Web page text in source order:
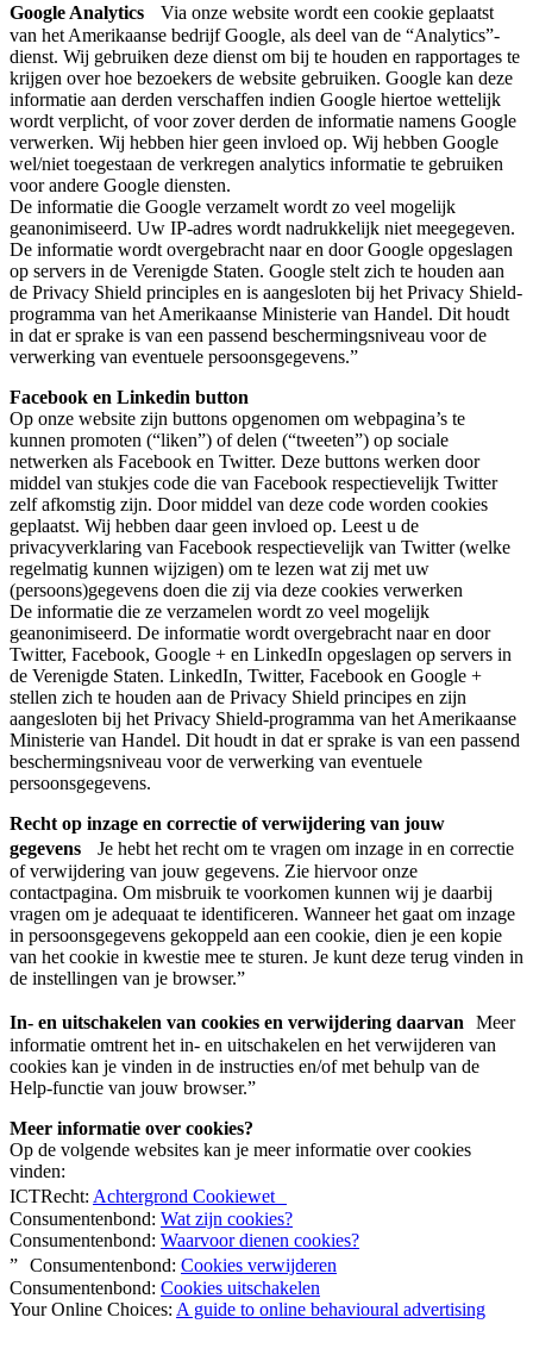
Google Analytics Via onze website wordt een cookie geplaatst
van het Amerikaanse bedrijf Google, als deel van de “Analytics”-
dienst. Wij gebruiken deze dienst om bij te houden en rapportages te
krijgen over hoe bezoekers de website gebruiken. Google kan deze
informatie aan derden verschaffen indien Google hiertoe wettelijk
wordt verplicht, of voor zover derden de informatie namens Google
verwerken. Wij hebben hier geen invloed op. Wij hebben Google
wel/niet toegestaan de verkregen analytics informatie te gebruiken
voor andere Google diensten.
De informatie die Google verzamelt wordt zo veel mogelijk
geanonimiseerd. Uw IP-adres wordt nadrukkelijk niet meegegeven.
De informatie wordt overgebracht naar en door Google opgeslagen
op servers in de Verenigde Staten. Google stelt zich te houden aan
de Privacy Shield principles en is aangesloten bij het Privacy Shield-
programma van het Amerikaanse Ministerie van Handel. Dit houdt
in dat er sprake is van een passend beschermingsniveau voor de
verwerking van eventuele persoonsgegevens.”
Facebook en Linkedin button
Op onze website zijn buttons opgenomen om webpagina’s te
kunnen promoten (“liken”) of delen (“tweeten”) op sociale
netwerken als Facebook en Twitter. Deze buttons werken door
middel van stukjes code die van Facebook respectievelijk Twitter
zelf afkomstig zijn. Door middel van deze code worden cookies
geplaatst. Wij hebben daar geen invloed op. Leest u de
privacyverklaring van Facebook respectievelijk van Twitter (welke
regelmatig kunnen wijzigen) om te lezen wat zij met uw
(persoons)gegevens doen die zij via deze cookies verwerken
De informatie die ze verzamelen wordt zo veel mogelijk
geanonimiseerd. De informatie wordt overgebracht naar en door
Twitter, Facebook, Google + en LinkedIn opgeslagen op servers in
de Verenigde Staten. LinkedIn, Twitter, Facebook en Google +
stellen zich te houden aan de Privacy Shield principes en zijn
aangesloten bij het Privacy Shield-programma van het Amerikaanse
Ministerie van Handel. Dit houdt in dat er sprake is van een passend
beschermingsniveau voor de verwerking van eventuele
persoonsgegevens.
Recht op inzage en correctie of verwijdering van jouw
gegevens Je hebt het recht om te vragen om inzage in en correctie
of verwijdering van jouw gegevens. Zie hiervoor onze
contactpagina. Om misbruik te voorkomen kunnen wij je daarbij
vragen om je adequaat te identificeren. Wanneer het gaat om inzage
in persoonsgegevens gekoppeld aan een cookie, dien je een kopie
van het cookie in kwestie mee te sturen. Je kunt deze terug vinden in
de instellingen van je browser.”
In- en uitschakelen van cookies en verwijdering daarvan Meer
informatie omtrent het in- en uitschakelen en het verwijderen van
cookies kan je vinden in de instructies en/of met behulp van de
Help-functie van jouw browser.”
Meer informatie over cookies?
Op de volgende websites kan je meer informatie over cookies
vinden:
ICTRecht: Achtergrond Cookiewet
Consumentenbond: Wat zijn cookies?
Consumentenbond: Waarvoor dienen cookies?
” Consumentenbond: Cookies verwijderen
Consumentenbond: Cookies uitschakelen
Your Online Choices: A guide to online behavioural advertising